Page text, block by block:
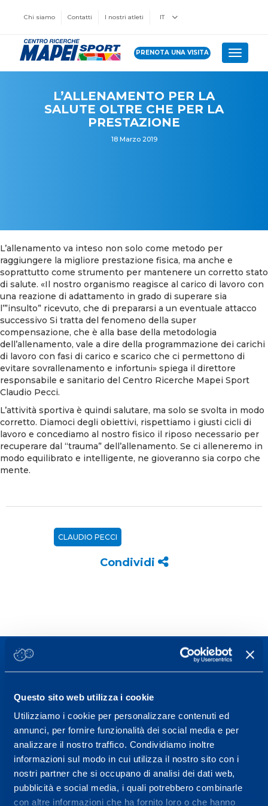
Questo sito web utilizza i cookie
Utilizziamo i cookie per personalizzare contenuti ed
annunci, per fornire funzionalità dei social media e per
analizzare il nostro traffico. Condividiamo inoltre
informazioni sul modo in cui utilizza il nostro sito con i
nostri partner che si occupano di analisi dei dati web,
pubblicità e social media, i quali potrebbero combinarle
con altre informazioni che ha fornito loro o che hanno
Chi siamo Contatti I nostri atleti IT
PRENOTA UNA VISITA Toggle
L’ALLENAMENTO PER LA
SALUTE OLTRE CHE PER LA
PRESTAZIONE
18 Marzo 2019
L’allenamento va inteso non solo come metodo per
raggiungere la migliore prestazione fisica, ma anche e
soprattutto come strumento per mantenere un corretto stato
di salute. «Il nostro organismo reagisce al carico di lavoro con
una reazione di adattamento in grado di superare sia
l’”insulto” ricevuto, che di prepararsi a un eventuale attacco
successivo Si tratta del fenomeno della super
compensazione, che è alla base della metodologia
dell’allenamento, vale a dire della programmazione dei carichi
di lavoro con fasi di carico e scarico che ci permettono di
evitare sovrallenamento e infortuni» spiega il direttore
responsabile e sanitario del Centro Ricerche Mapei Sport
Claudio Pecci.
L’attività sportiva è quindi salutare, ma solo se svolta in modo
corretto. Diamoci degli obiettivi, rispettiamo i giusti cicli di
lavoro e concediamo al nostro fisico il riposo necessario per
recuperare dal “trauma” dell’allenamento. Se ci alleneremo in
modo equilibrato e intelligente, ne gioveranno sia corpo che
mente.
CLAUDIO PECCI
Condividi
21057 Olgiate Olona (Varese) Italia.
Per prenotare una visita o avere ulteriori
informazioni: telefonare allo +39 0331 575757 da
lunedì a venerdì 9.30-12.30 e 14.30-17.30.